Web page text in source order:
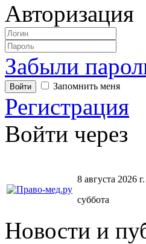
Авторизация
Забыли
Запомнить меня
Регистрация
Войти через
8 августа 2026 г.
суббота
Новости и